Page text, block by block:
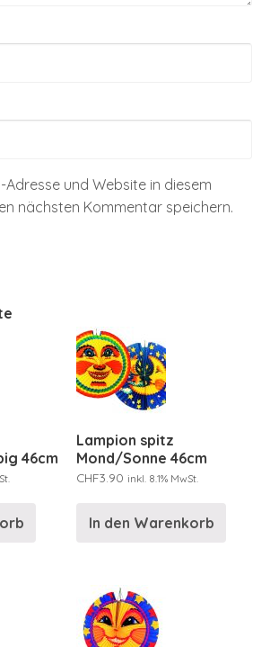
Adresse und Website in diesem
nächsten Kommentar speichern.
46cm
Lampion spitz
Mond/Sonne 46cm
CHF3.90 inkl. 8.1% MwSt.
In den Warenkorb